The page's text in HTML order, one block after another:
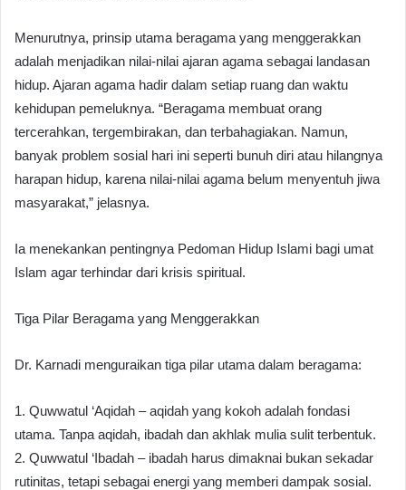
Menurutnya, prinsip utama beragama yang menggerakkan
adalah menjadikan nilai-nilai ajaran agama sebagai landasan
hidup. Ajaran agama hadir dalam setiap ruang dan waktu
kehidupan pemeluknya. “Beragama membuat orang
tercerahkan, tergembirakan, dan terbahagiakan. Namun,
banyak problem sosial hari ini seperti bunuh diri atau hilangnya
harapan hidup, karena nilai-nilai agama belum menyentuh jiwa
masyarakat,” jelasnya.
Ia menekankan pentingnya Pedoman Hidup Islami bagi umat
Islam agar terhindar dari krisis spiritual.
Tiga Pilar Beragama yang Menggerakkan
Dr. Karnadi menguraikan tiga pilar utama dalam beragama:
1. Quwwatul ‘Aqidah – aqidah yang kokoh adalah fondasi
utama. Tanpa aqidah, ibadah dan akhlak mulia sulit terbentuk.
2. Quwwatul ‘Ibadah – ibadah harus dimaknai bukan sekadar
rutinitas, tetapi sebagai energi yang memberi dampak sosial.